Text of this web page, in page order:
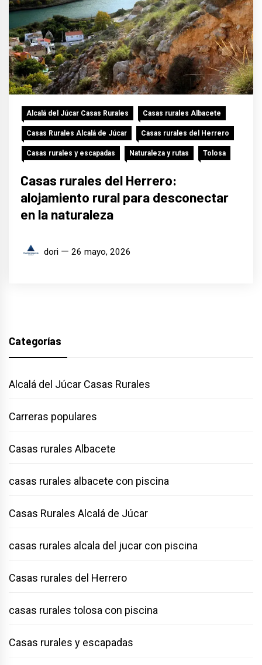
Alcalá del Júcar Casas Rurales Casas rurales Albacete
Casas Rurales Alcalá de Júcar Casas rurales del Herrero
Casas rurales y escapadas Naturaleza y rutas Tolosa
Casas rurales del Herrero:
alojamiento rural para desconectar
en la naturaleza
dori 26 mayo, 2026
Categorías
Alcalá del Júcar Casas Rurales
Carreras populares
Casas rurales Albacete
casas rurales albacete con piscina
Casas Rurales Alcalá de Júcar
casas rurales alcala del jucar con piscina
Casas rurales del Herrero
casas rurales tolosa con piscina
Casas rurales y escapadas